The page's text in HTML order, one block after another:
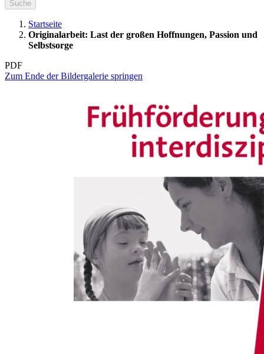
Suche
Startseite
Originalarbeit: Last der großen Hoffnungen, Passion und
Selbstsorge
PDF
Zum Ende der Bildergalerie springen